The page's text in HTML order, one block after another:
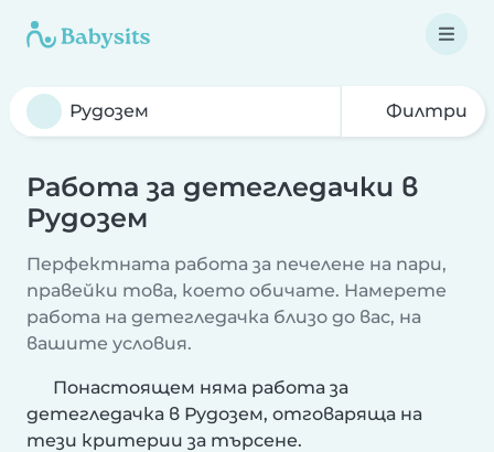
Филтри
Работа за детегледачки в
Рудозем
Перфектната работа за печелене на пари,
правейки това, което обичате. Намерете
работа на детегледачка близо до вас, на
вашите условия.
Понастоящем няма работа за
детегледачка в Рудозем, отговаряща на
тези критерии за търсене.